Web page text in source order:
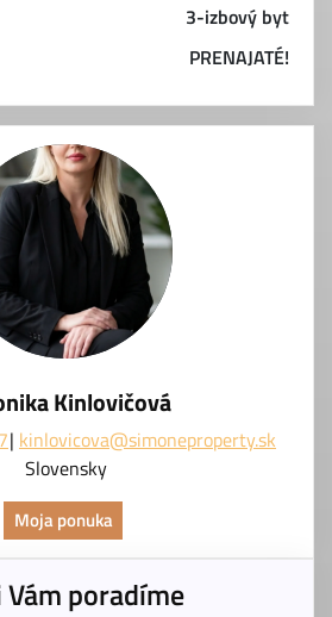
3-izbový byt
PRENAJATÉ!
Kinlovičová
kinlovicova@simoneproperty.sk
Slovensky
Moja ponuka
Vám poradíme